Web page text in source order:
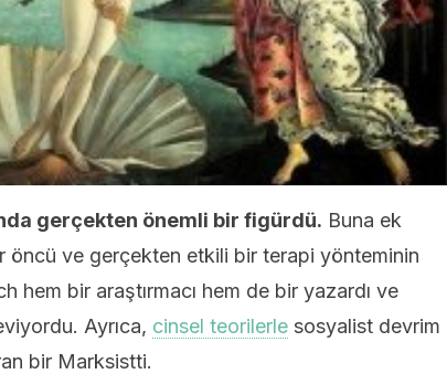
gerçekten önemli bir figürdü. Buna ek
öncü ve gerçekten etkili bir terapi yönteminin
hem bir araştırmacı hem de bir yazardı ve
Ayrıca, cinsel teorilerle sosyalist devrim
bir Marksistti.